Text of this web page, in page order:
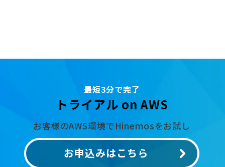
最短3分で完了
トライアル on AWS
お客様のAWS環境でHinemosをお試し
お申込みはこちら